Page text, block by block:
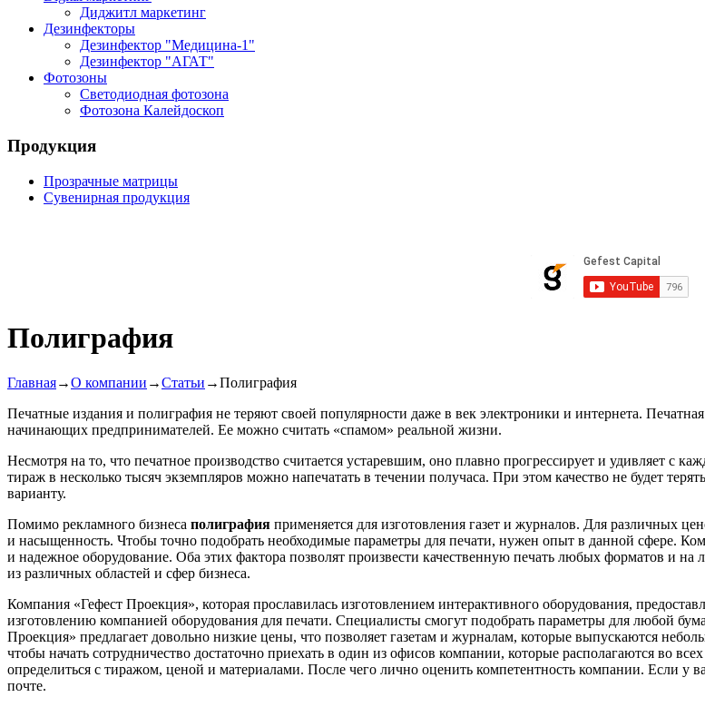
Диджитл маркетинг
Дезинфекторы
Дезинфектор "Медицина-1"
Дезинфектор "АГАТ"
Фотозоны
Светодиодная фотозона
Фотозона Калейдоскоп
Продукция
Прозрачные матрицы
Сувенирная продукция
Полиграфия
Главная→О компании →Статьи →Полиграфия
Печатные издания и полиграфия не теряют своей популярности даже в век электроники и интернета.
начинающих предпринимателей. Ее можно считать «спамом» реальной жизни.
Несмотря на то, что печатное производство считается устаревшим, оно плавно прогрессирует и удивляет с
тираж в несколько тысяч экземпляров можно напечатать в течении получаса. При этом качество не будет
варианту.
Помимо рекламного бизнеса полиграфия применяется для изготовления газет и журналов. Для различных
и насыщенность. Чтобы точно подобрать необходимые параметры для печати, нужен опыт в данной сфере.
и надежное оборудование. Оба этих фактора позволят произвести качественную печать любых форматов и
из различных областей и сфер бизнеса.
Компания «Гефест Проекция», которая прославилась изготовлением интерактивного оборудования,
изготовлению компанией оборудования для печати. Специалисты смогут подобрать параметры для любой
Проекция» предлагает довольно низкие цены, что позволяет газетам и журналам, которые выпускаются
чтобы начать сотрудничество достаточно приехать в один из офисов компании, которые располагаются во
определиться с тиражом, ценой и материалами. После чего лично оценить компетентность компании. Если у
почте.